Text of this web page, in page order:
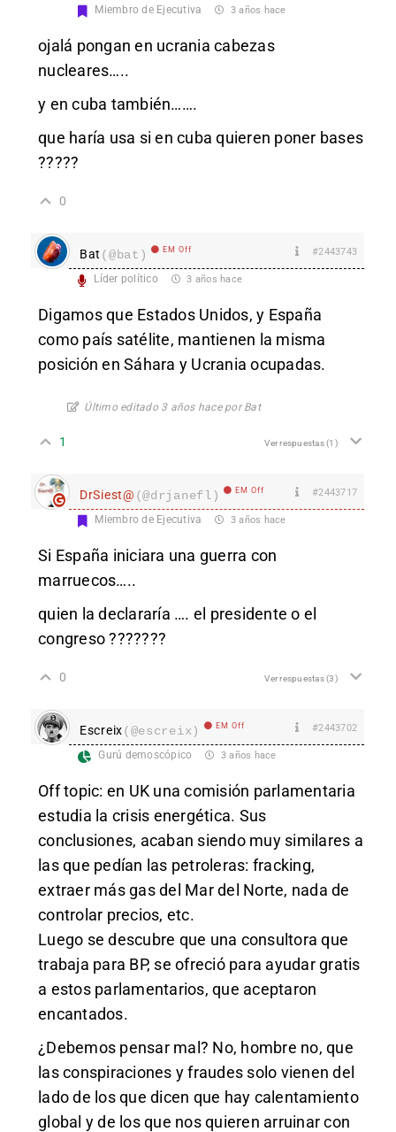
Miembro de Ejecutiva 3 años hace
ojalá pongan en ucrania cabezas
nucleares…..
y en cuba también…….
que haría usa si en cuba quieren poner bases
?????
0
Bat (@bat) EM Off #2443743
Líder político 3 años hace
Digamos que Estados Unidos, y España
como país satélite, mantienen la misma
posición en Sáhara y Ucrania ocupadas.
Último editado 3 años hace por Bat
1 Ver respuestas(1)
DrSiest@ (@drjanefl) EM Off #2443717
Miembro de Ejecutiva 3 años hace
Si España iniciara una guerra con
marruecos…..
quien la declararía …. el presidente o el
congreso ???????
0 Ver respuestas(3)
Escreix(@escreix) EM Off #2443702
Gurú demoscópico 3 años hace
Off topic: en UK una comisión parlamentaria
estudia la crisis energética. Sus
conclusiones, acaban siendo muy similares a
las que pedían las petroleras: fracking,
extraer más gas del Mar del Norte, nada de
controlar precios, etc.
Luego se descubre que una consultora que
trabaja para BP, se ofreció para ayudar gratis
a estos parlamentarios, que aceptaron
encantados.
¿Debemos pensar mal? No, hombre no, que
las conspiraciones y fraudes solo vienen del
lado de los que dicen que hay calentamiento
global y de los que nos quieren arruinar con